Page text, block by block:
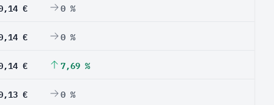
€ 0 %
€ 0 %
€ 7,69 %
€ 0 %